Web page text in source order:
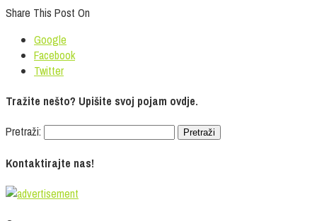
Share This Post On
Google
Facebook
Twitter
Tražite nešto? Upišite svoj pojam ovdje.
Pretraži:
Kontaktirajte nas!